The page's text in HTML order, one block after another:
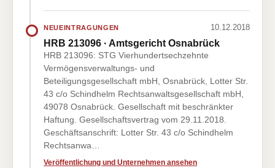
NEUEINTRAGUNGEN 10.12.2018
HRB 213096 · Amtsgericht Osnabrück
HRB 213096: STG Vierhundertsechzehnte
Vermögensverwaltungs- und
Beteiligungsgesellschaft mbH, Osnabrück, Lotter Str.
43 c/o Schindhelm Rechtsanwaltsgesellschaft mbH,
49078 Osnabrück. Gesellschaft mit beschränkter
Haftung. Gesellschaftsvertrag vom 29.11.2018.
Geschäftsanschrift: Lotter Str. 43 c/o Schindhelm
Rechtsanwa…
Veröffentlichung und Unternehmen ansehen